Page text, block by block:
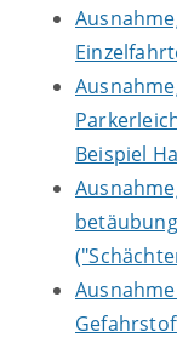
Beispiel